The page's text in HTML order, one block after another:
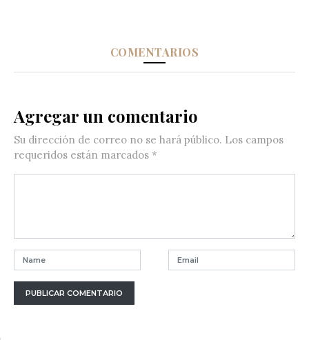
COMENTARIOS
Agregar un comentario
Su dirección de correo no se hará público. Los campos
requeridos están marcados *